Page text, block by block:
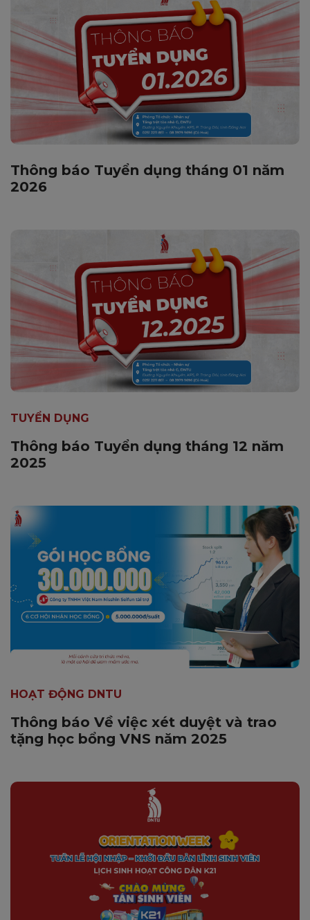
Thông báo Tuyển dụng tháng 01 năm
2026
TUYỂN DỤNG
Thông báo Tuyển dụng tháng 12 năm
2025
HOẠT ĐỘNG DNTU
Thông báo Về việc xét duyệt và trao
tặng học bổng VNS năm 2025